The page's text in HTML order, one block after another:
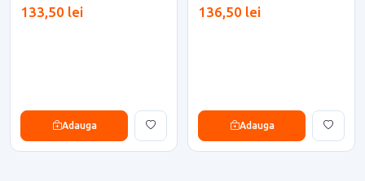
133,50 lei
Adauga
136,50 lei
Adauga